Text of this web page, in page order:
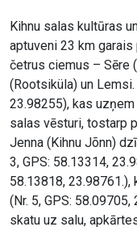
Kihnu salas kultūras
aptuveni 23 km
četrus ciemus – Sēre
(Rootsiküla) un Lemsi.
23.98255), kas
salas vēsturi, tostarp
Jenna (Kihnu Jõnn)
3, GPS: 58.13314,
58.13818,
(Nr. 5, GPS:
skatu uz salu,